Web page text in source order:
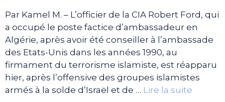
Par Kamel M. – L’officier de la CIA Robert Ford, qui
a occupé le poste factice d’ambassadeur en
Algérie, après avoir été conseiller à l’ambassade
des Etats-Unis dans les années 1990, au
firmament du terrorisme islamiste, est réapparu
hier, après l’offensive des groupes islamistes
armés à la solde d’Israël et de … Lire la suite